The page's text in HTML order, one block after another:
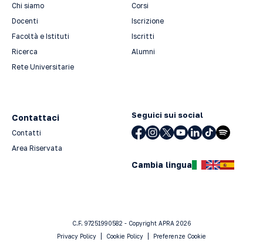
Chi siamo
Docenti
Facoltà e Istituti
Ricerca
Rete Universitarie
Corsi
Iscrizione
Iscritti
Alumni
Contattaci
Contatti
Area Riservata
Seguici sui social
Cambia lingua
C.F. 97251990582 - Copyright APRA 2026
Privacy Policy
Cookie Policy Preferenze Cookie